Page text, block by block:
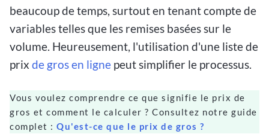
beaucoup de temps, surtout en tenant compte de
variables telles que les remises basées sur le
volume. Heureusement, l'utilisation d'une liste de
prix de gros en ligne peut simplifier le processus.
Vous voulez comprendre ce que signifie le prix de
gros et comment le calculer ? Consultez notre guide
complet : Qu'est-ce que le prix de gros ?